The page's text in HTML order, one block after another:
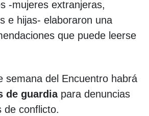
-mujeres extranjeras,
e hijas- elaboraron una
que puede leerse
semana del Encuentro habrá
de guardiapara denuncias
de conflicto.